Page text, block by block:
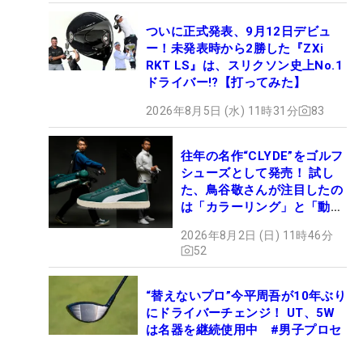
ついに正式発表、9月12日デビュ
ー！未発表時から2勝した『ZXi
RKT LS』は、スリクソン史上No.1
ドライバー!?【打ってみた】
2026年8月5日 (水) 11時31分 83
往年の名作“CLYDE”をゴルフ
シューズとして発売！ 試し
た、鳥谷敬さんが注目したの
は「カラーリング」と「動き
2026年8月2日 (日) 11時46分
52
“替えないプロ”今平周吾が10年ぶり
にドライバーチェンジ！ UT、5W
は名器を継続使用中 #男子プロセ